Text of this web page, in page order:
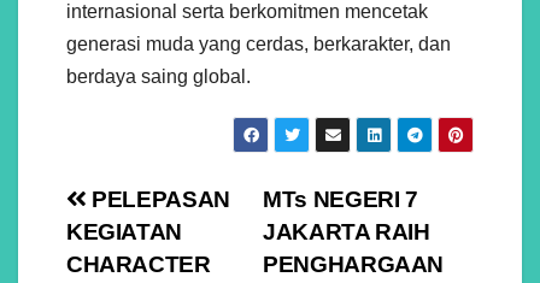
internasional serta berkomitmen mencetak
generasi muda yang cerdas, berkarakter, dan
berdaya saing global.
Navigasi
pos
MTs NEGERI 7
JAKARTA RAIH
PENGHARGAAN
PELEPASAN
KEGIATAN
CHARACTER